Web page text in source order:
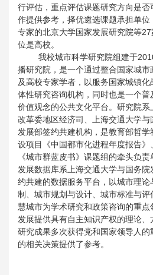
行评估，重点评估课题研究方向是否
作提供参考，择优遴选课题承担单
专家的北京大学国家发展研究院等27
位是高校。
我校城市科学研究院组建于
播研究院，是一个通过整合国家城
及高校专家学者，以服务国家城镇
体性研究咨询机构，同时也是一个普
价值观念的公共文化平台。研究院
改革委地区经济司、上海交通大学
发展部签约共建机构，是教育部哲
设项目《中国都市化进程年度报告
《城市群蓝皮书》课题组的牵头负
发展数据库系上海交通大学与国务
约共建的数据服务平台，以城市理
制、城市规划与设计、城市标准与
慧城市为学术研究和政策咨询的重
发展提供具有自主知识产权的理论
研究成果多次获得党和国家领导人
的相关决策提供了参考。